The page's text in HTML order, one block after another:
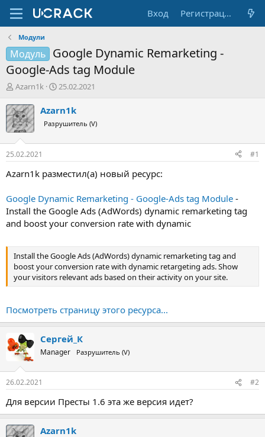
Вход Регистрация
Модули
Модуль Google Dynamic Remarketing -
Google-Ads tag Module
А
т
о
р
т
е
м
ы
Azarn1k
Д
т
н
а
л
25.02.2021
Azarn1k
Разрушитель (V)
25.02.2021 #1
Azarn1k разместил(а) новый ресурс:
Google Dynamic Remarketing - Google-Ads tag Module -
Install the Google Ads (AdWords) dynamic remarketing tag
and boost your conversion rate with dynamic
Install the Google Ads (AdWords) dynamic remarketing tag and
boost your conversion rate with dynamic retargeting ads. Show
your visitors relevant ads based on their activity on your site.
Посмотреть страницу этого ресурса...
Сергей_К
Manager Разрушитель (V)
26.02.2021 #2
Для версии Престы 1.6 эта же версия идет?
Azarn1k